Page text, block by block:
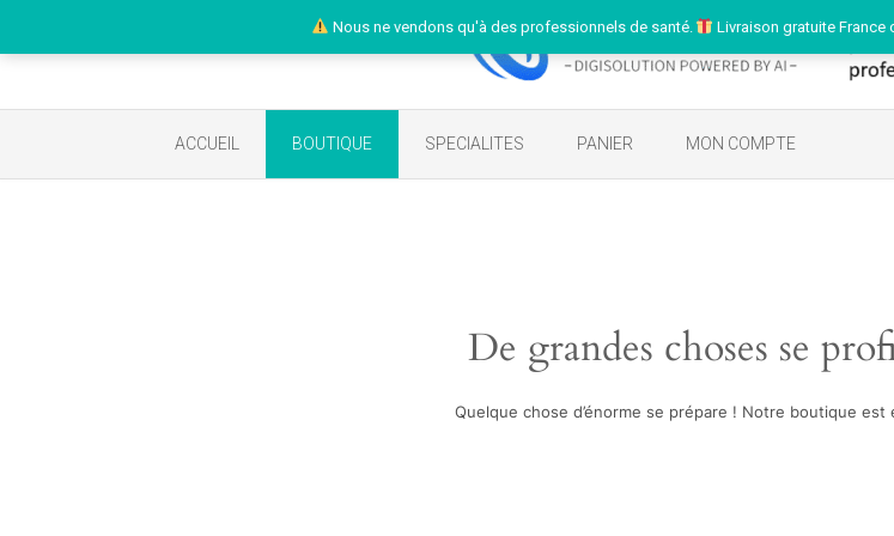
Nous ne vendons qu'à des professionnels de santé. Livraison gratuite
ACCUEIL BOUTIQUE SPECIALITES PANIER MON COMPTE
De grandes choses se
Quelque chose d’énorme se prépare ! Notre boutique